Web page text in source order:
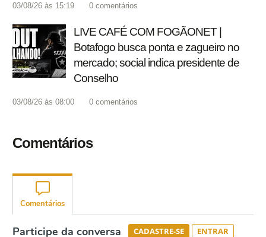
03/08/26 às 15:19 0 comentários
LIVE CAFÉ COM FOGÃONET |
Botafogo busca ponta e zagueiro no
mercado; social indica presidente de
Conselho
03/08/26 às 08:00 0 comentários
Comentários